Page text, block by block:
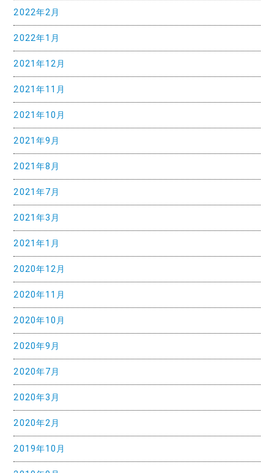
2022年2月
2022年1月
2021年12月
2021年11月
2021年10月
2021年9月
2021年8月
2021年7月
2021年3月
2021年1月
2020年12月
2020年11月
2020年10月
2020年9月
2020年7月
2020年3月
2020年2月
2019年10月